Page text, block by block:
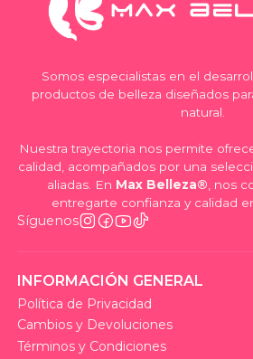
Somos especialistas en el
productos de belleza diseñados
natural.
Nuestra trayectoria nos permite
calidad, acompañados por una
aliadas. En Max Belleza® , nos
entregarte confianza y calidad
Síguenos
INFORMACIÓN GENERAL
Política de Privacidad
Cambios y Devoluciones
Términos y Condiciones